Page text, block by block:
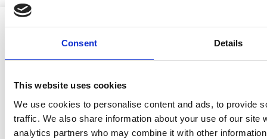
Consent Details
This website uses cookies
We use cookies to personalise content and ads, to provide
traffic. We also share information about your use of our site
analytics partners who may combine it with other
Ristijärven kunta
Aholantie 25, 88400 Ristijärvi